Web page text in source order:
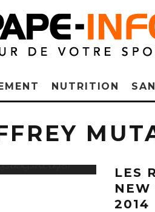
NUTRITION
LES
NEW
2014